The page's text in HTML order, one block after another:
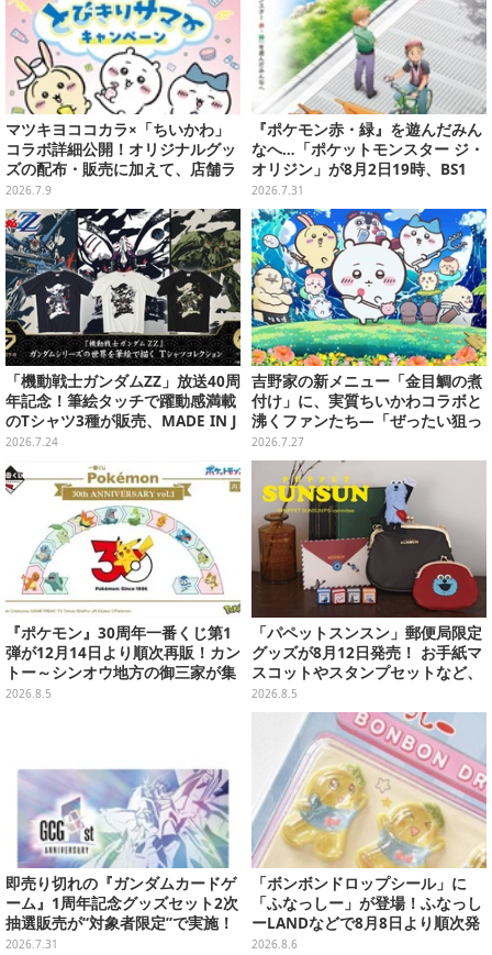
マツキヨココカラ×「ちいかわ」
コラボ詳細公開！オリジナルグッ
ズの配布・販売に加えて、店舗ラ
ッピングや”花火打ち上げ”まで盛
り沢山
2026.7.9
『ポケモン赤・緑』を遊んだみん
なへ…「ポケットモンスター ジ・
オリジン」が8月2日19時、BS1
2・日曜アニメ劇場で放送！
2026.7.31
「機動戦士ガンダムZZ」放送40周
年記念！筆絵タッチで躍動感満載
のTシャツ3種が販売、MADE IN J
APANで品質にもこだわり
2026.7.24
吉野家の新メニュー「金目鯛の煮
付け」に、実質ちいかわコラボと
沸くファンたち―「ぜったい狙っ
ただろ！」「映画公開のタイミン
グで妙だな？」
2026.7.27
『ポケモン』30周年一番くじ第1
弾が12月14日より順次再販！カン
トー～シンオウ地方の御三家が集
まった時計、ぬいぐるみなど記念
2026.8.5
「パペットスンスン」郵便局限定
グッズが8月12日発売！ お手紙マ
スコットやスタンプセットなど、
可愛すぎる全5アイテムがライン
2026.8.5
即売り切れの『ガンダムカードゲ
ーム』1周年記念グッズセット2次
抽選販売が“対象者限定”で実施！
プレバン全会員向け3次抽選も
2026.7.31
「ボンボンドロップシール」に
「ふなっしー」が登場！ふなっし
ーLANDなどで8月8日より順次発
売
2026.8.6